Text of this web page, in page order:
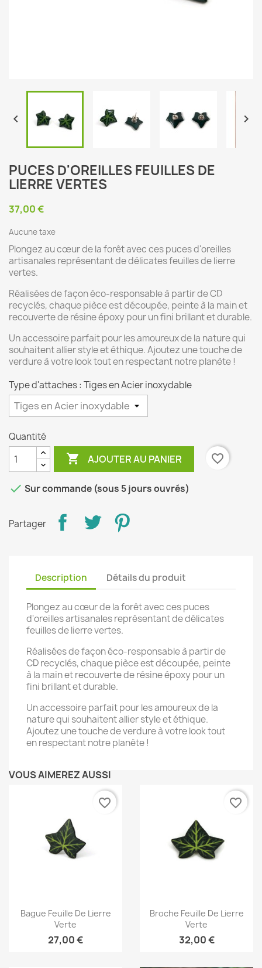
 
PUCES D'OREILLES FEUILLES DE
LIERRE VERTES
37,00 €
Aucune taxe
Plongez au cœur de la forêt avec ces puces d'oreilles
artisanales représentant de délicates feuilles de lierre
vertes.
Réalisées de façon éco-responsable à partir de CD
recyclés, chaque pièce est découpée, peinte à la main et
recouverte de résine époxy pour un fini brillant et durable.
Un accessoire parfait pour les amoureux de la nature qui
souhaitent allier style et éthique. Ajoutez une touche de
verdure à votre look tout en respectant notre planète !
Type d'attaches : Tiges en Acier inoxydable
Quantité
 AJOUTER AU PANIER favorite_border
 Sur commande (sous 5 jours ouvrés)
Partager
Description Détails du produit
Plongez au cœur de la forêt avec ces puces
d'oreilles artisanales représentant de délicates
feuilles de lierre vertes.
Réalisées de façon éco-responsable à partir de
CD recyclés, chaque pièce est découpée, peinte
à la main et recouverte de résine époxy pour un
fini brillant et durable.
Un accessoire parfait pour les amoureux de la
nature qui souhaitent allier style et éthique.
Ajoutez une touche de verdure à votre look tout
en respectant notre planète !
VOUS AIMEREZ AUSSI
Aperçu rapide
Bague Feuille De Lierre
Verte
27,00 €
favorite_border
Aperçu rapide
Broche Feuille De Lierre
Verte
32,00 €
favorite_border